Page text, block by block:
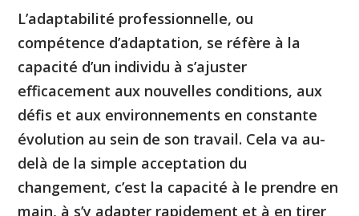
L’adaptabilité professionnelle, ou
compétence d’adaptation, se réfère à la
capacité d’un individu à s’ajuster
efficacement aux nouvelles conditions, aux
défis et aux environnements en constante
évolution au sein de son travail. Cela va au-
delà de la simple acceptation du
changement, c’est la capacité à le prendre en
main, à s’y adapter rapidement et à en tirer